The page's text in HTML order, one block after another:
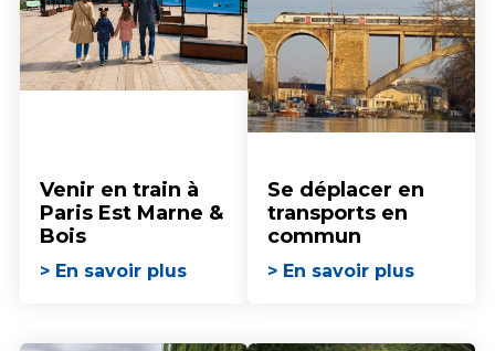
Venir en train à
Paris Est Marne &
Bois
> En savoir plus
Se déplacer en
transports en
commun
> En savoir plus